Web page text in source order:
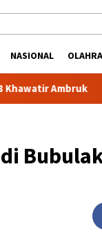
NASIONAL
Ambruk